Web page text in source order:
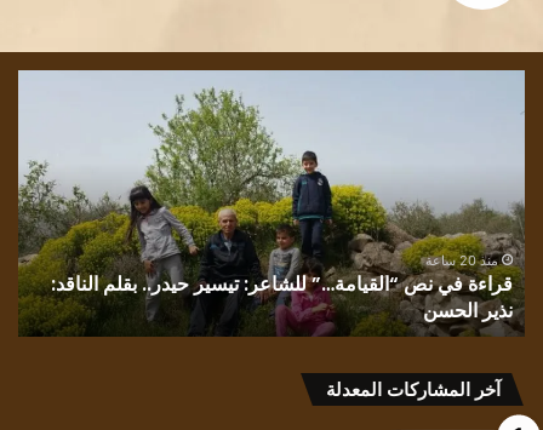
في
تيسير
حيدر..
بقلم
الناقد:
نذير
الحسن
منذ 20 ساعة
قراءة في نص “القيامة…” للشاعر: تيسير حيدر.. بقلم الناقد:
نذير الحسن
آخر المشاركات المعدلة